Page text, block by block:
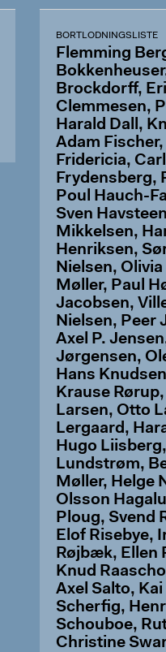
BORTLODNINGSLISTE
Flemming
Brockdorff,
Clemmesen,
Harald Dall,
Adam
Fridericia, Carl
Frydensberg,
Poul Hauch-
Sven
Mikkelsen,
Henriksen,
Nielsen,
Møller, Paul
Jacobsen,
Nielsen, Peer
Axel P.
Jørgensen,
Hans
Krause
Larsen, Otto
Lergaard,
Hugo
Lundstrøm,
Møller, Helge
Olsson
Ploug, Svend
Elof Risebye,
Røjbæk, Ellen
Knud
Axel Salto,
Scherfig,
Schouboe,
Christine